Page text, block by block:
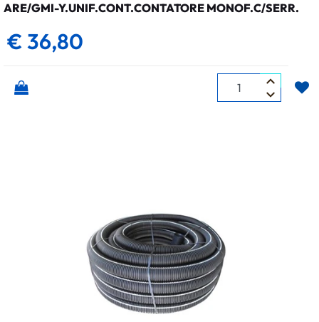
ARE/GMI-Y.UNIF.CONT.CONTATORE MONOF.C/SERR.
€ 36,80
Quantità